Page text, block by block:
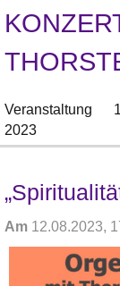
Veranstaltung
2023
Am 12.08.2023,